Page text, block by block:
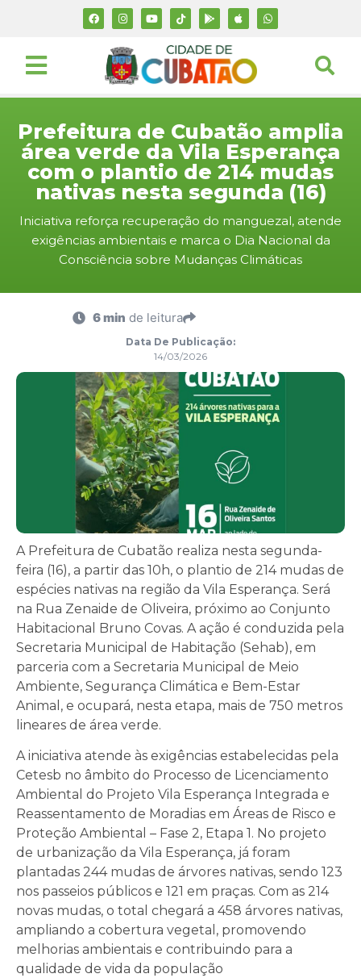
Prefeitura de Cubatão amplia
área verde da Vila Esperança
com o plantio de 214 mudas
nativas nesta segunda (16)
Iniciativa reforça recuperação do manguezal, atende
exigências ambientais e marca o Dia Nacional da
Consciência sobre Mudanças Climáticas
6 min de leitura
Data De Publicação:
14/03/2026
A Prefeitura de Cubatão realiza nesta segunda-
feira (16), a partir das 10h, o plantio de 214 mudas de
espécies nativas na região da Vila Esperança. Será
na Rua Zenaide de Oliveira, próximo ao Conjunto
Habitacional Bruno Covas. A ação é conduzida pela
Secretaria Municipal de Habitação (Sehab), em
parceria com a Secretaria Municipal de Meio
Ambiente, Segurança Climática e Bem-Estar
Animal, e ocupará, nesta etapa, mais de 750 metros
lineares de área verde.
A iniciativa atende às exigências estabelecidas pela
Cetesb no âmbito do Processo de Licenciamento
Ambiental do Projeto Vila Esperança Integrada e
Reassentamento de Moradias em Áreas de Risco e
Proteção Ambiental – Fase 2, Etapa 1. No projeto
de urbanização da Vila Esperança, já foram
plantadas 244 mudas de árvores nativas, sendo 123
nos passeios públicos e 121 em praças. Com as 214
novas mudas, o total chegará a 458 árvores nativas,
ampliando a cobertura vegetal, promovendo
melhorias ambientais e contribuindo para a
qualidade de vida da população